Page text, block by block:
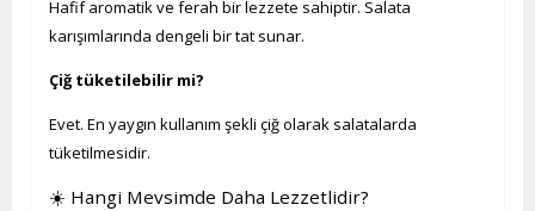
Hafif aromatik ve ferah bir lezzete sahiptir. Salata
karışımlarında dengeli bir tat sunar.
Çiğ tüketilebilir mi?
Evet. En yaygın kullanım şekli çiğ olarak salatalarda
tüketilmesidir.
☀️ Hangi Mevsimde Daha Lezzetlidir?